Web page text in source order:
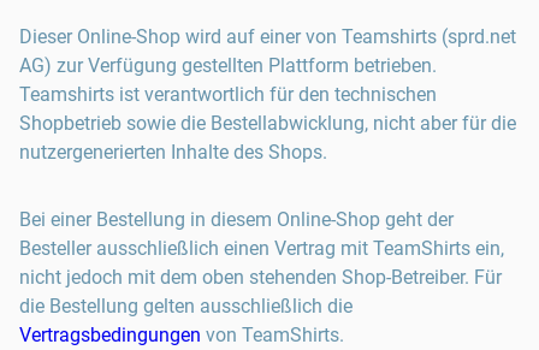
Dieser Online-Shop wird auf einer von Teamshirts (sprd.net
AG) zur Verfügung gestellten Plattform betrieben.
Teamshirts ist verantwortlich für den technischen
Shopbetrieb sowie die Bestellabwicklung, nicht aber für die
nutzergenerierten Inhalte des Shops.
Bei einer Bestellung in diesem Online-Shop geht der
Besteller ausschließlich einen Vertrag mit TeamShirts ein,
nicht jedoch mit dem oben stehenden Shop-Betreiber. Für
die Bestellung gelten ausschließlich die
Vertragsbedingungen von TeamShirts.